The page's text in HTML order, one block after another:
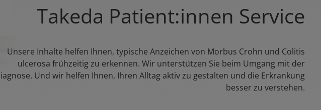
Takeda Patient:innen Service
Unsere Inhalte helfen Ihnen, typische Anzeichen von Morbus Crohn und Colitis
ulcerosa frühzeitig zu erkennen. Wir unterstützen Sie beim Umgang mit der
Und wir helfen Ihnen, Ihren Alltag aktiv zu gestalten und die Erkrankung
besser zu verstehen.